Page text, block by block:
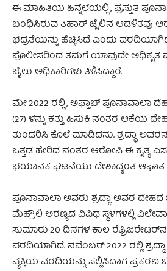
ಈ ಮಾಹಿತಿಯ ಹಿನ್ನೆಲೆಯಲ್ಲಿ, ಪ್ರಸ್ತುತ
ಬಂಧಿಸಿರುವ ತಿಹಾರ್ ಜೈಲಿನ ಆಡಳಿತವು
ಭದ್ರತೆಯನ್ನು ಹೆಚ್ಚಿಸಿದೆ ಎಂದು
ಪೊಲೀಸರಿಂದ ತಮಗೆ ಯಾವುದೇ ಅಧಿಕೃತ
ಜೈಲು ಅಧಿಕಾರಿಗಳು ತಿಳಿಸಿದ್ದಾರೆ.
ಮೇ 2022 ರಲ್ಲಿ, ಅಫ್ತಾಬ್ ಪೂನಾವಾಲಾ
(27) ಳನ್ನು ಕತ್ತು ಹಿಸುಕಿ ನಂತರ ಆಕೆಯ
ತುಂಡರಿಸಿ ಕೊಲೆ ಮಾಡಿದನು. ಶ್ರದ್ಧಾ
ಒತ್ತಡ ಹೇರಿದ ನಂತರ ಆರೋಪಿ ಈ ಕೃತ್ಯ
ಭಯಾನಕ ಘಟನೆಯು ದೇಶಾದ್ಯಂತ ಆಘಾತ
ಪೂನಾವಾಲಾ ಅವರು ಶ್ರದ್ಧಾ ಅವರ
ಮೆಹ್ರೌಲಿ ಅರಣ್ಯದ ವಿವಿಧ ಸ್ಥಳಗಳಲ್ಲಿ
ಸುಮಾರು 20 ದಿನಗಳ ಕಾಲ
ವರದಿಯಾಗಿದೆ. ನವೆಂಬರ್ 2022 ರಲ್ಲಿ
ವ್ಯಕ್ತಿಯ ವರದಿಯನ್ನು ಸಲ್ಲಿಸಿದಾಗ ಪ್ರಕರಣ